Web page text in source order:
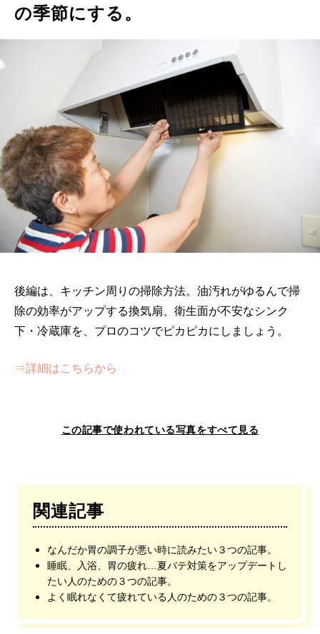
の季節にする。
後編は、キッチン周りの掃除方法。油汚れがゆるんで掃
除の効率がアップする換気扇、衛生面が不安なシンク
下・冷蔵庫を、プロのコツでピカピカにしましょう。
⇒詳細はこちらから
この記事で使われている写真をすべて見る
関連記事
なんだか胃の調子が悪い時に読みたい３つの記事。
睡眠、入浴、胃の疲れ…夏バテ対策をアップデートし
たい人のための３つの記事。
よく眠れなくて疲れている人のための３つの記事。